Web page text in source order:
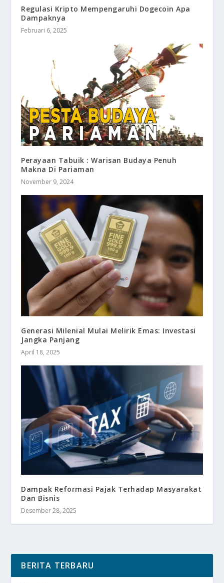
Regulasi Kripto Mempengaruhi Dogecoin Apa
Dampaknya
Februari 6, 2025
Perayaan Tabuik : Warisan Budaya Penuh
Makna Di Pariaman
November 9, 2024
Generasi Milenial Mulai Melirik Emas: Investasi
Jangka Panjang
April 18, 2025
Dampak Reformasi Pajak Terhadap Masyarakat
Dan Bisnis
Desember 28, 2025
BERITA TERBARU